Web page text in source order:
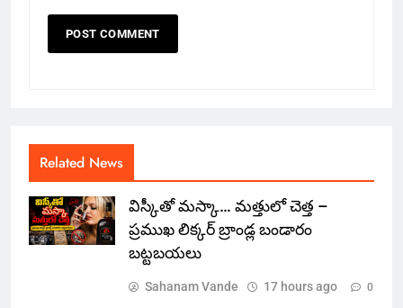
Related News
విస్కీతో మస్కా… మత్తులో చెత్త –
ప్రముఖ లిక్కర్ బ్రాండ్ల బండారం
బట్టబయలు
Sahanam Vande 17 hours ago 0